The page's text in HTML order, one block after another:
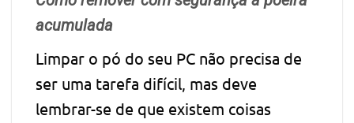
acumulada
Limpar o pó do seu PC não precisa de
ser uma tarefa difícil, mas deve
lembrar-se de que existem coisas